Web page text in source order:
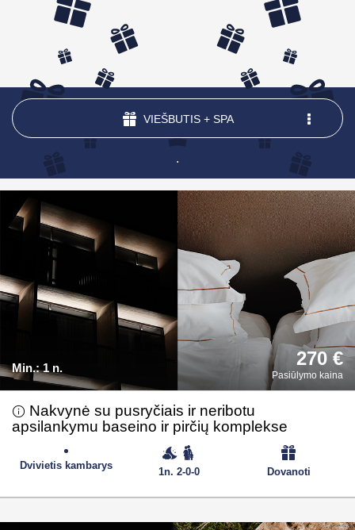
VIEŠBUTIS + SPA
.
Min.: 1 n. 270 €
Pasiūlymo kaina
Nakvynė su pusryčiais ir neribotu
apsilankymu baseino ir pirčių komplekse
Dovanoti
Dvivietis kambarys
1n. 2-0-0